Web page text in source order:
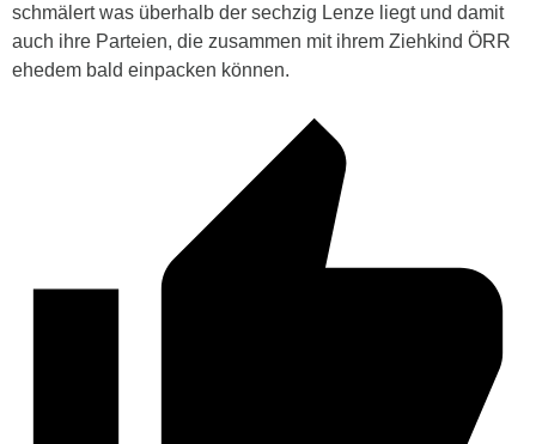
schmälert was überhalb der sechzig Lenze liegt und damit
auch ihre Parteien, die zusammen mit ihrem Ziehkind ÖRR
ehedem bald einpacken können.